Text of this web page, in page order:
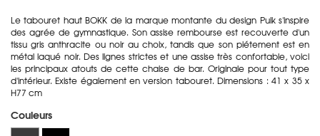
Le tabouret haut BOKK de la marque montante du design Puik s'inspire
des agrée de gymnastique. Son assise rembourse est recouverte d'un
tissu gris anthracite ou noir au choix, tandis que son piétement est en
métal laqué noir. Des lignes strictes et une assise très confortable, voici
les principaux atouts de cette chaise de bar. Originale pour tout type
d'intérieur. Existe également en version tabouret. Dimensions : 41 x 35 x
H77 cm
Couleurs